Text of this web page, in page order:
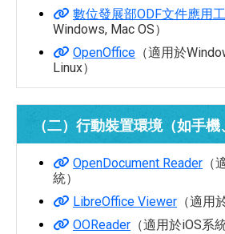
數位發展部ODF文件應用
Windows, Mac OS）
OpenOffice （適用於
Linux）
（二）行動裝置環境（如手機
OpenDocument Reader （
統）
LibreOffice Viewer （適用
OOReader （適用於iOS系統